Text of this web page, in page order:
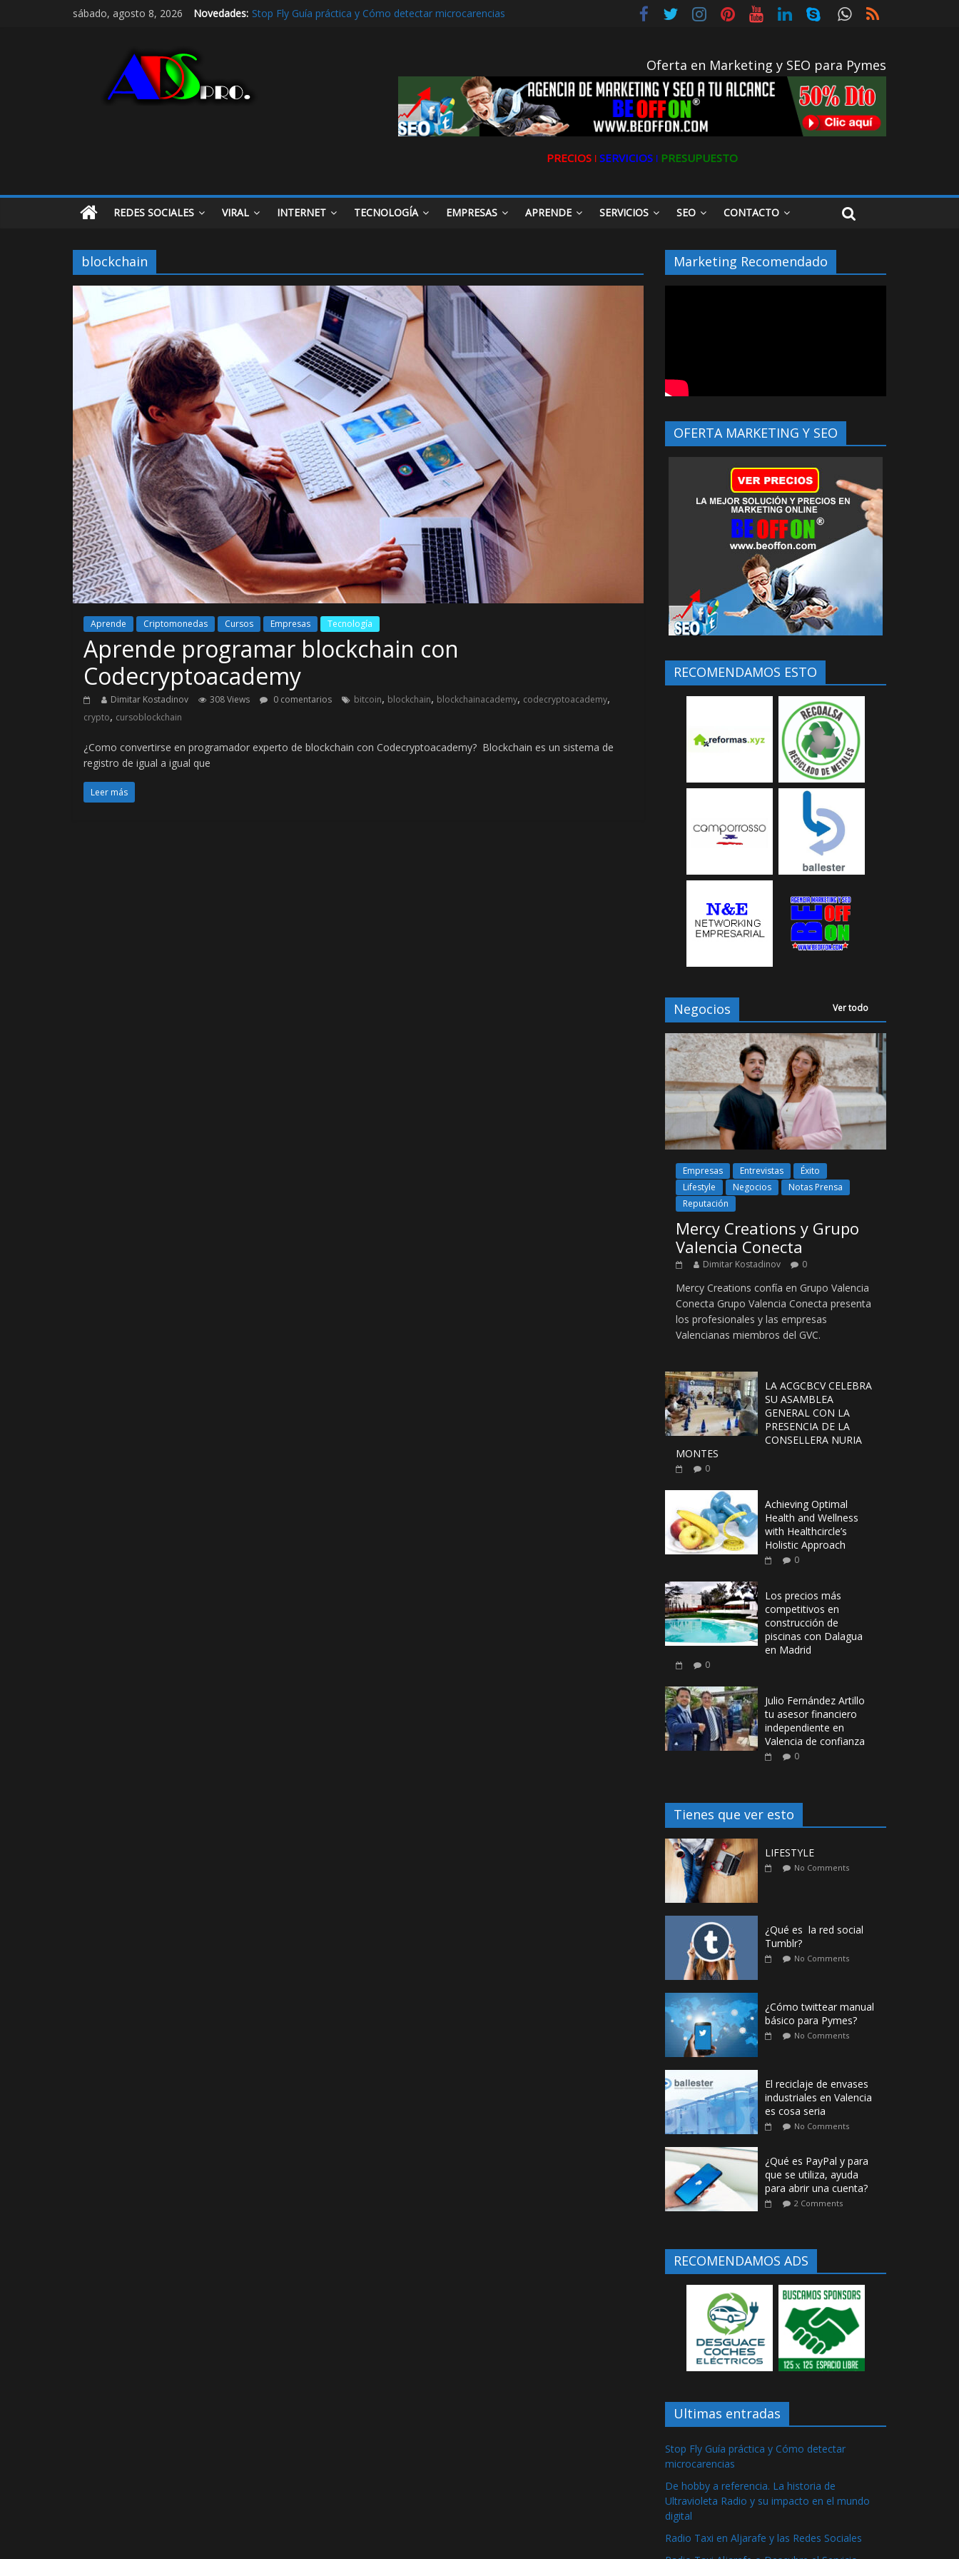
sábado, agosto 8, 2026 Novedades: De hobby a referencia. La historia de Ultravioleta Radio y su impacto en el mundo digital
Oferta en Marketing y SEO para Pymes
PRECIOS ǀ SERVICIOS ǀ PRESUPUESTO
REDES SOCIALES VIRAL INTERNET TECNOLOGÍA EMPRESAS APRENDE SERVICIOS SEO CONTACTO
blockchain
Aprende Criptomonedas Cursos Empresas Tecnología
Aprende programar blockchain con
Codecryptoacademy
Dimitar Kostadinov 308 Views 0 comentarios bitcoin, blockchain, blockchainacademy, codecryptoacademy,
crypto, cursoblockchain
¿Como convertirse en programador experto de blockchain con Codecryptoacademy? Blockchain es un sistema de
registro de igual a igual que
Leer más
Marketing Recomendado
OFERTA MARKETING Y SEO
RECOMENDAMOS ESTO
Negocios Ver todo
Empresas Entrevistas
Éxito
Lifestyle
Negocios
Notas Prensa
Reputación
Mercy Creations y Grupo
Valencia Conecta
Dimitar Kostadinov 0
Mercy Creations confía en Grupo Valencia
Conecta Grupo Valencia Conecta presenta
los profesionales y las empresas
Valencianas miembros del GVC.
LA ACGCBCV CELEBRA
SU ASAMBLEA
GENERAL CON LA
PRESENCIA DE LA
CONSELLERA NURIA
MONTES
0
Achieving Optimal
Health and Wellness
with Healthcircle’s
Holistic Approach
0
Los precios más
competitivos en
construcción de
piscinas con Dalagua
en Madrid
0
Julio Fernández Artillo
tu asesor financiero
independiente en
Valencia de confianza
0
Tienes que ver esto
LIFESTYLE
No Comments
¿Qué es la red social
Tumblr?
No Comments
¿Cómo twittear manual
básico para Pymes?
No Comments
El reciclaje de envases
industriales en Valencia
es cosa seria
No Comments
¿Qué es PayPal y para
que se utiliza, ayuda
para abrir una cuenta?
2 Comments
RECOMENDAMOS ADS
Ultimas entradas
Stop Fly Guía práctica y Cómo detectar
microcarencias
De hobby a referencia. La historia de
Ultravioleta Radio y su impacto en el mundo
digital
Radio Taxi en Aljarafe y las Redes Sociales